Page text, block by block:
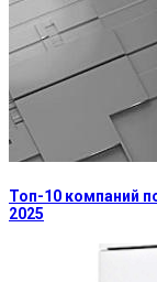
Топ-10 компаний
2025